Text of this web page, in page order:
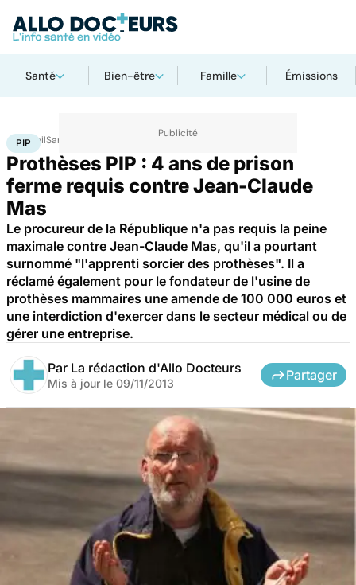
Santé Bien-être Famille Émissions
AccueilSanté
PIP
Prothèses PIP : 4 ans de prison
ferme requis contre Jean-Claude
Mas
Le procureur de la République n'a pas requis la peine
maximale contre Jean-Claude Mas, qu'il a pourtant
surnommé "l'apprenti sorcier des prothèses". Il a
réclamé également pour le fondateur de l'usine de
prothèses mammaires une amende de 100 000 euros et
une interdiction d'exercer dans le secteur médical ou de
gérer une entreprise.
Par La rédaction d'Allo Docteurs
Mis à jour le 09/11/2013
Partager